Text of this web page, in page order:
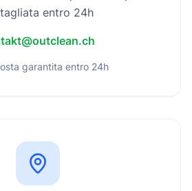
entro 24h
garantita entro 24h